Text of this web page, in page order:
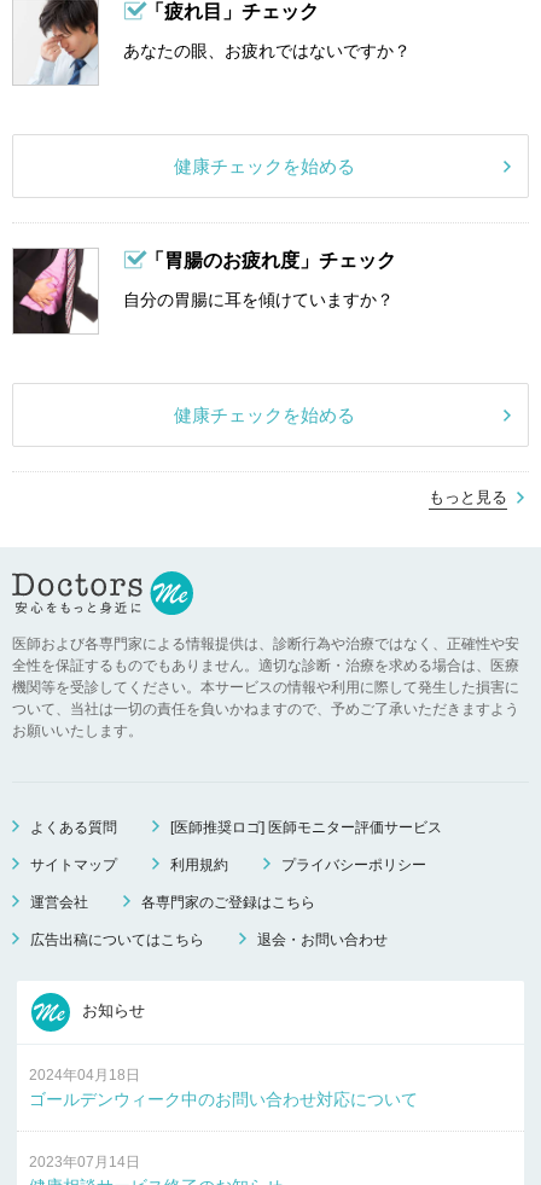
「疲れ目」チェック
あなたの眼、お疲れではないですか？
健康チェックを始める
「胃腸のお疲れ度」チェック
自分の胃腸に耳を傾けていますか？
健康チェックを始める
もっと見る
医師および各専門家による情報提供は、診断行為や治療ではなく、正確性や安
全性を保証するものでもありません。適切な診断・治療を求める場合は、医療
機関等を受診してください。本サービスの情報や利用に際して発生した損害に
ついて、当社は一切の責任を負いかねますので、予めご了承いただきますよう
お願いいたします。
よくある質問 [医師推奨ロゴ] 医師モニター評価サービス
サイトマップ 利用規約 プライバシーポリシー
運営会社 各専門家のご登録はこちら
広告出稿についてはこちら 退会・お問い合わせ
お知らせ
2024年04月18日
ゴールデンウィーク中のお問い合わせ対応について
2023年07月14日